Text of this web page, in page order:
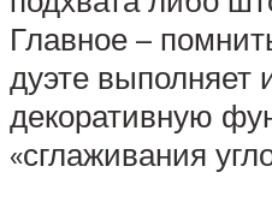
Главное –
дуэте выполняет
декоративную
«сглаживания